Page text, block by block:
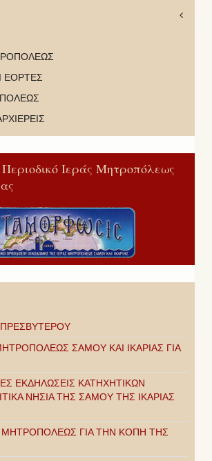
ΕΟΡΤΕΣ
Ιεράς Μητροπόλεως
ΣΑΜΟΥ ΚΑΙ ΙΚΑΡΙΑΣ ΓΙΑ
ΕΚΔΗΛΩΣΕΙΣ ΚΑΤΗΧΗΤΙΚΩΝ
ΝΗΣΙΑ ΤΗΣ ΣΑΜΟΥ ΤΗΣ ΙΚΑΡΙΑΣ
ΜΗΤΡΟΠΟΛΕΩΣ ΓΙΑ ΤΗΝ ΚΟΠΗ ΤΗΣ